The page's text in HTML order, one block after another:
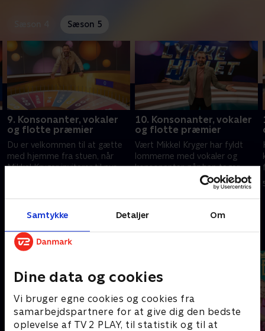
Samtykke Detaljer Om
Dine data og cookies
Vi bruger egne cookies og cookies fra
samarbejdspartnere for at give dig den bedste
oplevelse af TV 2 PLAY, til statistik og til at
Sæson 5
9. Konsonanter, vokaler
og flotte præmier
Du er velkommen til at gætte
med hjemme fra stuen, når
Mikkel Kryger inviterer til nye
10. Konsonanter, vokaler
og flotte præmier
Vært Mikkel Kryger har fyldt
lommerne med vokaler og
konsonanter, når han tager
imod tre nye deltagere
Andre så også